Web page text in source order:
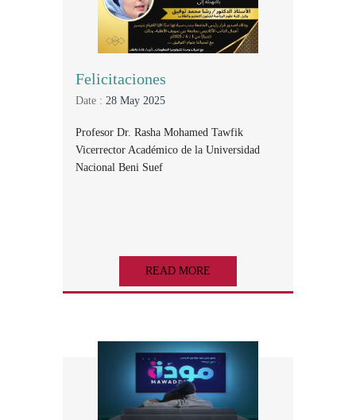
Felicitaciones
Date : 28 May 2025
Profesor Dr. Rasha Mohamed Tawfik
Vicerrector Académico de la Universidad
Nacional Beni Suef
READ MORE